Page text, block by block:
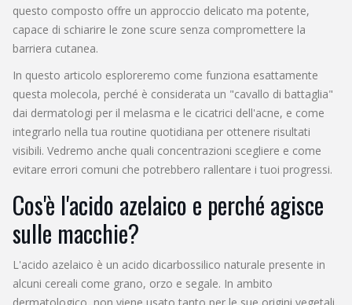
questo composto offre un approccio delicato ma potente,
capace di schiarire le zone scure senza compromettere la
barriera cutanea.
In questo articolo esploreremo come funziona esattamente
questa molecola, perché è considerata un "cavallo di battaglia"
dai dermatologi per il melasma e le cicatrici dell'acne, e come
integrarlo nella tua routine quotidiana per ottenere risultati
visibili. Vedremo anche quali concentrazioni scegliere e come
evitare errori comuni che potrebbero rallentare i tuoi progressi.
Cos'è l'acido azelaico e perché agisce
sulle macchie?
L'acido azelaico è un acido dicarbossilico naturale presente in
alcuni cereali come grano, orzo e segale. In ambito
dermatologico, non viene usato tanto per le sue origini vegetali,